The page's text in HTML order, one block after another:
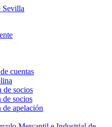
cuentas
de socios
de socios
apelación